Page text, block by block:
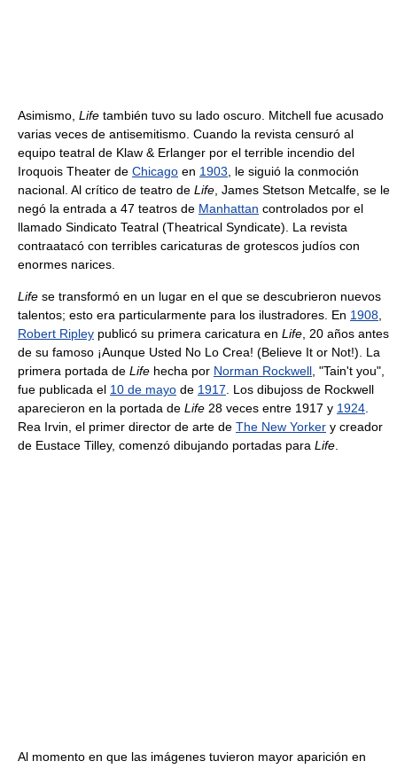
Asimismo, Life también tuvo su lado oscuro. Mitchell fue acusado
varias veces de antisemitismo. Cuando la revista censuró al
equipo teatral de Klaw & Erlanger por el terrible incendio del
Iroquois Theater de Chicago en 1903, le siguió la conmoción
nacional. Al crítico de teatro de Life, James Stetson Metcalfe, se le
negó la entrada a 47 teatros de Manhattan controlados por el
llamado Sindicato Teatral (Theatrical Syndicate). La revista
contraatacó con terribles caricaturas de grotescos judíos con
enormes narices.
Life se transformó en un lugar en el que se descubrieron nuevos
talentos; esto era particularmente para los ilustradores. En 1908,
Robert Ripley publicó su primera caricatura en Life, 20 años antes
de su famoso ¡Aunque Usted No Lo Crea! (Believe It or Not!). La
primera portada de Life hecha por Norman Rockwell, "Tain't you",
fue publicada el 10 de mayo de 1917. Los dibujoss de Rockwell
aparecieron en la portada de Life 28 veces entre 1917 y 1924.
Rea Irvin, el primer director de arte de The New Yorker y creador
de Eustace Tilley, comenzó dibujando portadas para Life.
Al momento en que las imágenes tuvieron mayor aparición en